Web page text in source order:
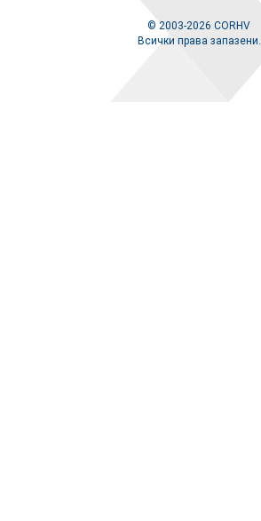
© 2003-2026 CORHV
Всички права запазени.